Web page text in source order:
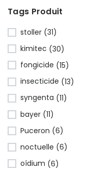
Tags Produit
stoller (31)
kimitec (30)
fongicide (15)
insecticide (13)
syngenta (11)
bayer (11)
Puceron (6)
noctuelle (6)
oídium (6)